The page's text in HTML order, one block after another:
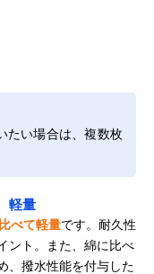
たい場合は、複数枚
軽量
べて軽量です。耐久性
ント。また、綿に比べ
、撥水性能を付与した